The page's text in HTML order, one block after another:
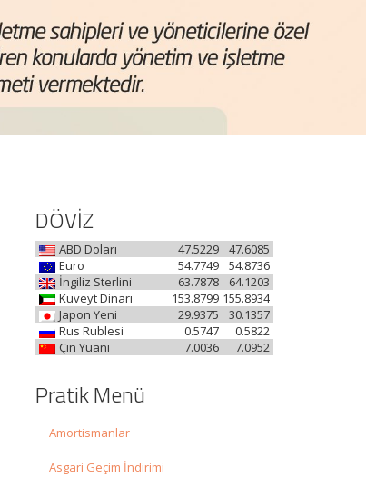
DÖVİZ
ABD Doları 47.6085
47.5229
Euro
54.8736
54.7749
İngiliz Sterlini
64.1203
63.7878
Kuveyt Dinarı
155.8934
153.8799
Japon Yeni
30.1357
29.9375
Rus Rublesi
0.5822
0.5747
Çin Yuanı
7.0952
7.0036
Pratik Menü
Amortismanlar
Asgari Geçim İndirimi